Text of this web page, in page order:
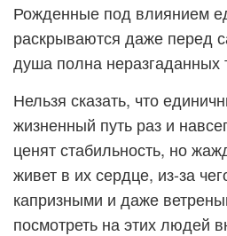
Рожденные под влиянием
раскрываются даже перед
душа полна неразгаданных
Нельзя сказать, что
жизненный путь раз и
ценят стабильность, но
живет в их сердце, из-за
капризными и даже
посмотреть на этих людей